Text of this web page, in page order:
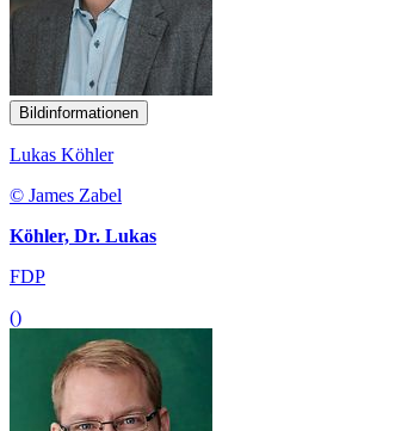
Bildinformationen
Lukas Köhler
© James Zabel
Köhler, Dr. Lukas
FDP
()